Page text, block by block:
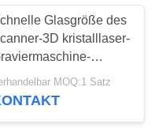
Glasgröße des
3D kristalllaser-
MOQ:1 Satz